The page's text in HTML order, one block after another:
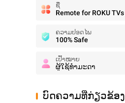
ຊື່
ຄວາມປອດໄພ
100% Safe
ເປົ້າໝາຍ
ຜູ້ໃຊ້ທໍາມະດາ
ບົດຄວາມທີ່ກ່ຽວຂ້ອງ